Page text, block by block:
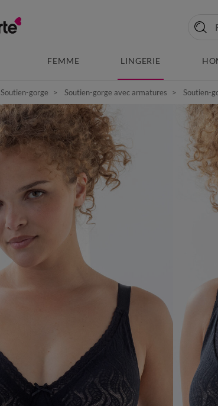
FEMME LINGERIE
Soutien-gorge Soutien-gorge avec armatures Soutien-